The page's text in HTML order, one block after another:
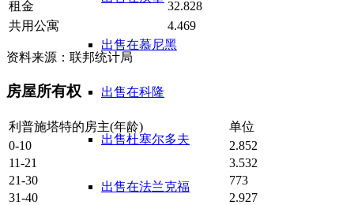
出售在慕尼黑
出售在科隆
出售杜塞尔多夫
出售在法兰克福
租金
32.828
共用公寓
4.469
资料来源：联邦统计局
房屋所有权
利普施塔特的房主(年龄)
单位
0-10
2.852
11-21
3.532
21-30
773
31-40
2.927